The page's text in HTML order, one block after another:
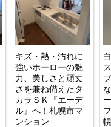
キズ・熱・汚れに
強いホーローの魅
力、美しさと頑丈
さを兼ね備えたタ
カラＳＫ『エーデ
ル』へ！札幌市マ
ンション